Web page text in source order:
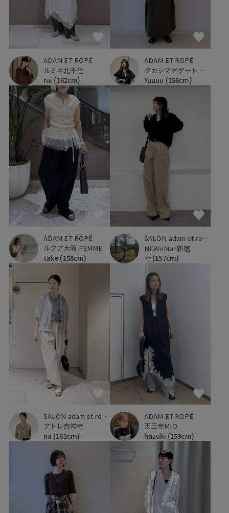
ADAM ET ROPÉ
ルミネ北千住
rui (162cm)
ADAM ET ROPÉ
タカシマヤゲートタワーモール
Yuuuu (156cm)
ADAM ET ROPÉ
ルクア大阪 FEMME
take (158cm)
SALON adam et ropé
NEWoMan新宿
七 (157cm)
SALON adam et ropé
アトレ吉祥寺
na (163cm)
ADAM ET ROPÉ
天王寺MIO
hazuki (159cm)